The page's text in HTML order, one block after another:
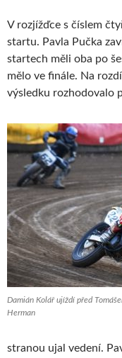
V rozjížďce s číslem
startu. Pavla Pučka
startech měli oba po
mělo ve finále. Na
výsledku rozhodovalo
Damián Kolář ujíždí před
Herman
stranou ujal vedení.